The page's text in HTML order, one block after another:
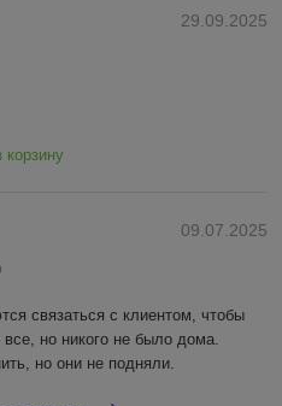
29.09.2025
09.07.2025
связаться с клиентом, чтобы
но никого не было дома.
но они не подняли.